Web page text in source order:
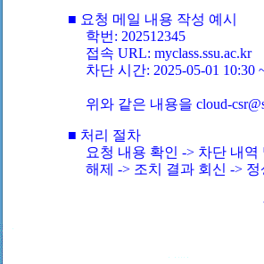
■ 요청 메일 내용 작성 예시
학번: 202512345
접속 URL: myclass.ssu.ac.kr
차단 시간: 2025-05-01 10:30
위와 같은 내용을 cloud-
■ 처리 절차
요청 내용 확인 -> 차단 내
해제 -> 조치 결과 회신 ->